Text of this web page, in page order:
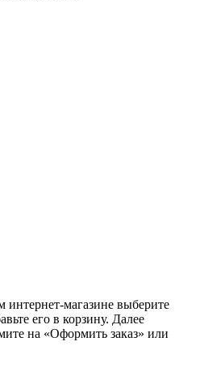
магазине выберите
его в корзину. Далее
на «Оформить заказ» или